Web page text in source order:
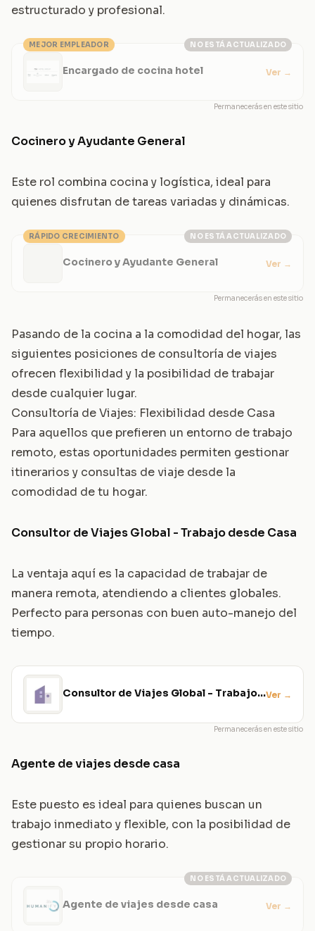
estructurado y profesional.
NO ESTÁ ACTUALIZADO
MEJOR EMPLEADOR
Encargado de cocina hotel Ver →
Permanecerás en este sitio
Cocinero y Ayudante General
Este rol combina cocina y logística, ideal para
quienes disfrutan de tareas variadas y dinámicas.
NO ESTÁ ACTUALIZADO
RÁPIDO CRECIMIENTO
Cocinero y Ayudante General Ver →
Permanecerás en este sitio
Pasando de la cocina a la comodidad del hogar, las
siguientes posiciones de consultoría de viajes
ofrecen flexibilidad y la posibilidad de trabajar
desde cualquier lugar.
Consultoría de Viajes: Flexibilidad desde Casa
Para aquellos que prefieren un entorno de trabajo
remoto, estas oportunidades permiten gestionar
itinerarios y consultas de viaje desde la
comodidad de tu hogar.
Consultor de Viajes Global - Trabajo desde Casa
La ventaja aquí es la capacidad de trabajar de
manera remota, atendiendo a clientes globales.
Perfecto para personas con buen auto-manejo del
tiempo.
Consultor de Viajes Global - Trabajo
Ver →
Permanecerás en este sitio
Agente de viajes desde casa
Este puesto es ideal para quienes buscan un
trabajo inmediato y flexible, con la posibilidad de
gestionar su propio horario.
NO ESTÁ ACTUALIZADO
Agente de viajes desde casa Ver →